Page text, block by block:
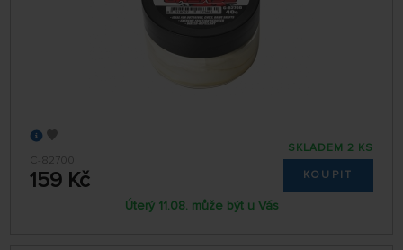
C-82700
159 Kč
SKLADEM 2 KS
KOUPIT
Úterý 11.08. může být u Vás